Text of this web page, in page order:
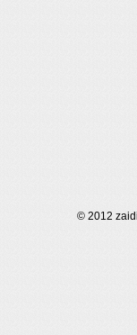
© 2012